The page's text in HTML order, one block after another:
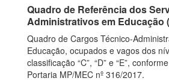
Quadro de Referência dos
Administrativos em Educação
Quadro de Cargos Técnico-
Educação, ocupados e vagos dos
classificação “C”, “D” e “E”,
Portaria MP/MEC nº 316/2017.